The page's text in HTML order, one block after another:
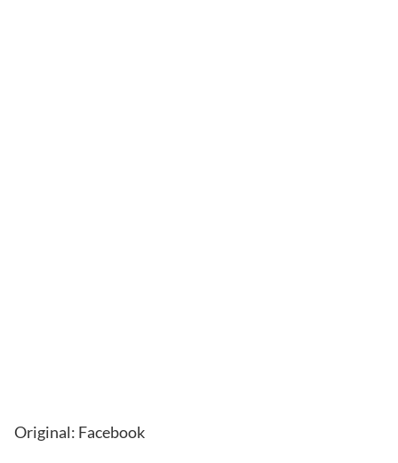
Original: Facebook